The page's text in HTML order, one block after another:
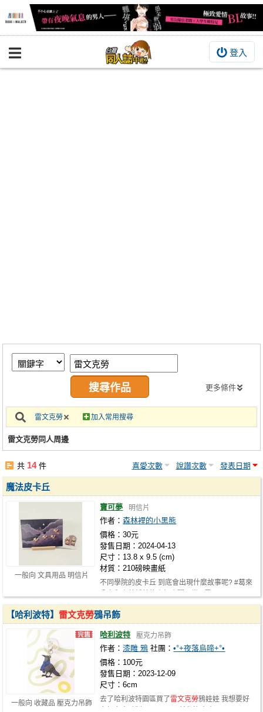
登入
BOOKY書集倉庫
繪圖藝廊
交流中心
攤位轉讓區
會員功能選單
註冊會員
更多條件
雷文克勞 加入常用搜尋
雷文克勞同人周邊
共 14件 喜愛次數 說讚次數 發表日期
一般向 文具用品 明信片
魔法皮卡丘
寶可夢 明信片
作者：森林裡的小黑熊
價格：30元
發售日期：2024-04-13
尺寸：13.8 x 9.5 (cm)
材質：210磅映畫紙
不同學院的皮卡丘 到底會出現什麼故事呢? #葛來
一般向 收藏品 壓克力吊飾
【哈利波特】 雷文克勞鴉吊飾
哈利波特 壓克力吊飾
作者：漆雕 鴉 社團：•°+夜落烏啼+°•
價格：100元
發售日期：2023-12-09
尺寸：6cm
去了哈利波特園區買了 雷文克勞鴉娃娃 我想要好